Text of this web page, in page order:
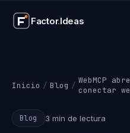
Factor.Ideas
Factor.Ideas
Inicio / Blog / WebMCP
conectar
Blog 3 min de lectura